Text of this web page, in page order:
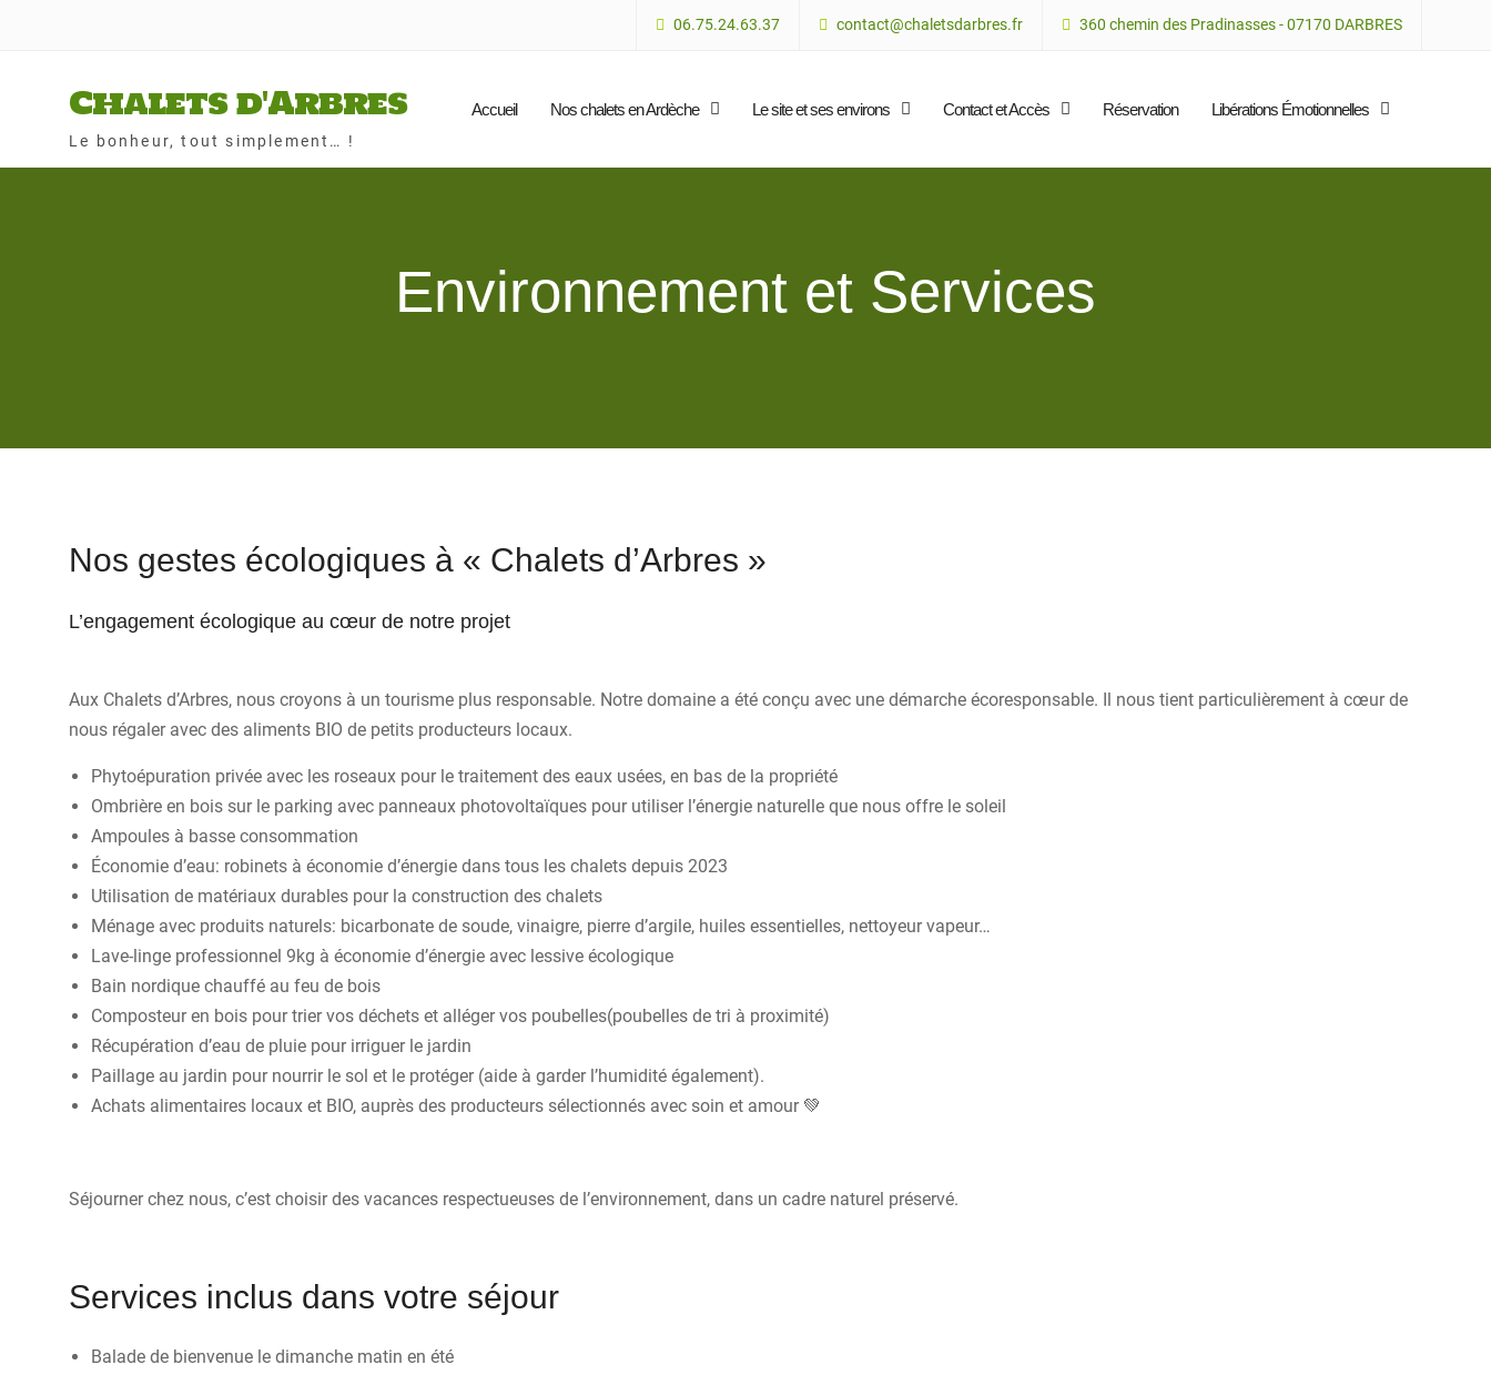
06.75.24.63.37 contact@chaletsdarbres.fr 360 chemin des Pradinasses - 07170 DARBRES
Chalets d'Arbres
Le bonheur, tout simplement… !
Accueil Nos chalets en Ardèche Le site et ses environs Contact et Accès Réservation Libérations Émotionnelles
Environnement et Services
Nos gestes écologiques à « Chalets d’Arbres »
L’engagement écologique au cœur de notre projet
Aux Chalets d’Arbres, nous croyons à un tourisme plus responsable. Notre domaine a été conçu avec une démarche écoresponsable. Il nous tient particulièrement à cœur de
nous régaler avec des aliments BIO de petits producteurs locaux.
Phytoépuration privée avec les roseaux pour le traitement des eaux usées, en bas de la propriété
Ombrière en bois sur le parking avec panneaux photovoltaïques pour utiliser l’énergie naturelle que nous offre le soleil
Ampoules à basse consommation
Économie d’eau: robinets à économie d’énergie dans tous les chalets depuis 2023
Utilisation de matériaux durables pour la construction des chalets
Ménage avec produits naturels: bicarbonate de soude, vinaigre, pierre d’argile, huiles essentielles, nettoyeur vapeur…
Lave-linge professionnel 9kg à économie d’énergie avec lessive écologique
Bain nordique chauffé au feu de bois
Composteur en bois pour trier vos déchets et alléger vos poubelles(poubelles de tri à proximité)
Récupération d’eau de pluie pour irriguer le jardin
Paillage au jardin pour nourrir le sol et le protéger (aide à garder l’humidité également).
Achats alimentaires locaux et BIO, auprès des producteurs sélectionnés avec soin et amour 💚
Séjourner chez nous, c’est choisir des vacances respectueuses de l’environnement, dans un cadre naturel préservé.
Services inclus dans votre séjour
Balade de bienvenue le dimanche matin en été